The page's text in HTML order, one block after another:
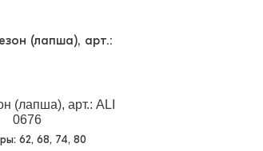
(лапша), арт.: ALI
0676
: 62, 68, 74, 80